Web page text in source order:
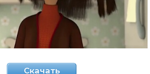
Скачать